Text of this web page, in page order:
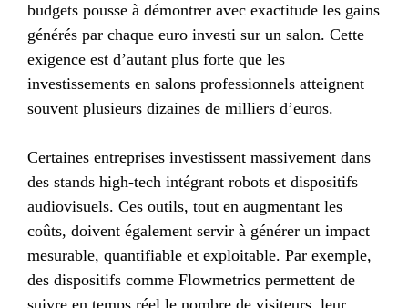
budgets pousse à démontrer avec exactitude les gains
générés par chaque euro investi sur un salon. Cette
exigence est d’autant plus forte que les
investissements en salons professionnels atteignent
souvent plusieurs dizaines de milliers d’euros.
Certaines entreprises investissent massivement dans
des stands high-tech intégrant robots et dispositifs
audiovisuels. Ces outils, tout en augmentant les
coûts, doivent également servir à générer un impact
mesurable, quantifiable et exploitable. Par exemple,
des dispositifs comme Flowmetrics permettent de